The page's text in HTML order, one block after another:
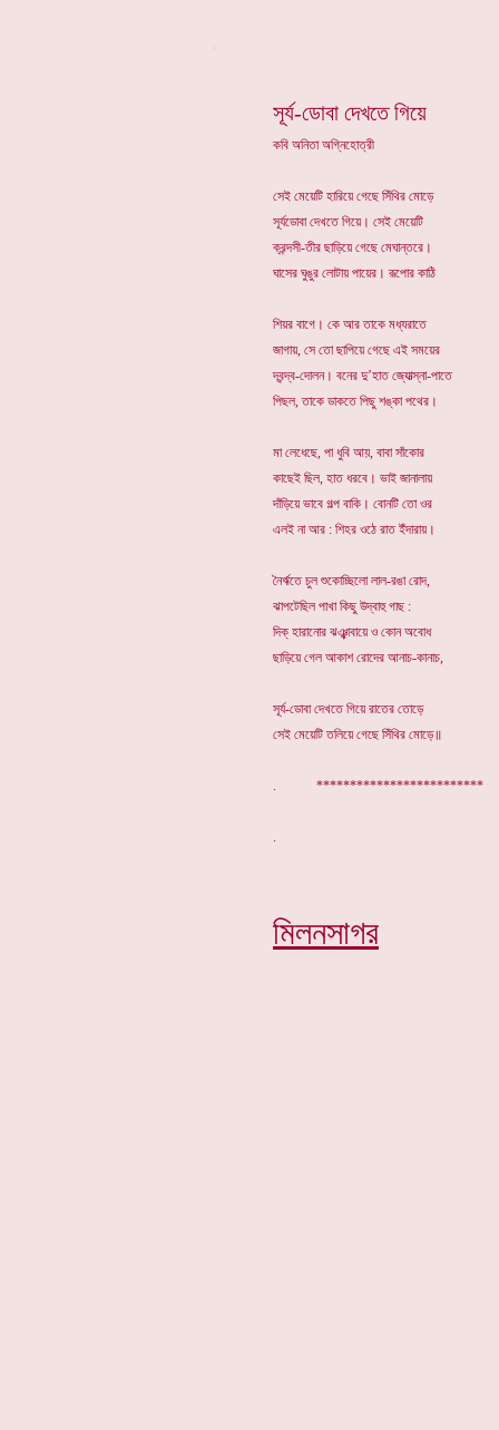
সূর্য-ডোবা দেখতে গিয়ে
কবি অনিতা অগ্নিহোত্রী
সেই মেয়েটি হারিয়ে গেছে সিঁথির মোড়ে
সূর্যডোবা দেখতে গিয়ে। সেই মেয়েটি
ক্রন্দসী-তীর ছাড়িয়ে গেছে মেঘান্তরে।
ঘাসের ঘুঙুর লোটায় পায়ের। রূপোর কাঠি
শিয়র বাগে। কে আর তাকে মধ্যরাতে
জাগায়, সে তো ছাপিয়ে গেছে এই সময়ের
দ্বন্দ্ব-দোলন। বনের দু’হাত জ্যোত্স্না-পাতে
পিছল, তাকে ডাকতে পিছু শঙ্কা পথের।
মা লেধেছে, পা ধুবি আয়, বাবা সাঁকোর
কাছেই ছিল, হাত ধরবে। ভাই জানালায়
দাঁড়িয়ে ভাবে গল্প বাকি। বোনটি তো ওর
এলই না আর : শিহর ওঠে রাত ইঁদারায়।
নৈর্ঋতে চুল শুকোচ্ছিলো লাল-রঙা রোদ,
ঝাপটেছিল পাখা কিছু উদ্বাহু গাছ :
দিক্ হারানোর ঝঞ্ঝাবায়ে ও কোন অবোধ
ছাড়িয়ে গেল আকাশ রোদের আনাচ-কানাচ,
সূর্য-ডোবা দেখতে গিয়ে রাতের তোড়ে
সেই মেয়েটি তলিয়ে গেছে সিঁথির মোড়ে॥
. *************************
মিলনসাগর